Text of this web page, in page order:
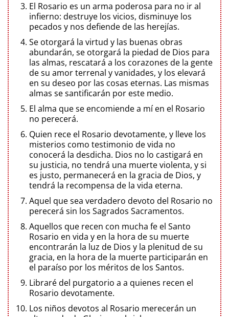
El Rosario es un arma poderosa para no ir al
infierno: destruye los vicios, disminuye los
pecados y nos defiende de las herejías.
Se otorgará la virtud y las buenas obras
abundarán, se otorgará la piedad de Dios para
las almas, rescatará a los corazones de la gente
de su amor terrenal y vanidades, y los elevará
en su deseo por las cosas eternas. Las mismas
almas se santificarán por este medio.
El alma que se encomiende a mí en el Rosario
no perecerá.
Quien rece el Rosario devotamente, y lleve los
misterios como testimonio de vida no
conocerá la desdicha. Dios no lo castigará en
su justicia, no tendrá una muerte violenta, y si
es justo, permanecerá en la gracia de Dios, y
tendrá la recompensa de la vida eterna.
Aquel que sea verdadero devoto del Rosario no
perecerá sin los Sagrados Sacramentos.
Aquellos que recen con mucha fe el Santo
Rosario en vida y en la hora de su muerte
encontrarán la luz de Dios y la plenitud de su
gracia, en la hora de la muerte participarán en
el paraíso por los méritos de los Santos.
Libraré del purgatorio a a quienes recen el
Rosario devotamente.
Los niños devotos al Rosario merecerán un